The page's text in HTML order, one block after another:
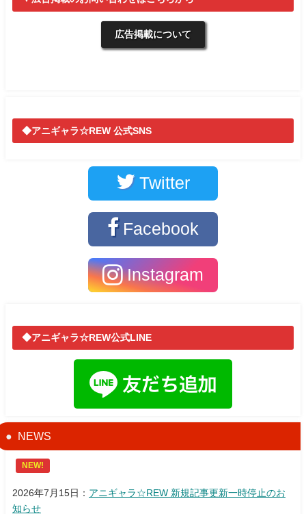
広告掲載について
◆アニギャラ☆REW 公式SNS
Twitter
Facebook
Instagram
◆アニギャラ☆REW公式LINE
NEWS
NEW!
2026年7月15日： アニギャラ☆REW 新規記事更新一時停止のお
知らせ